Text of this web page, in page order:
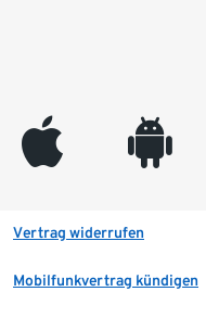
appleinc android
Vertrag widerrufen
Mobilfunkvertrag kündigen